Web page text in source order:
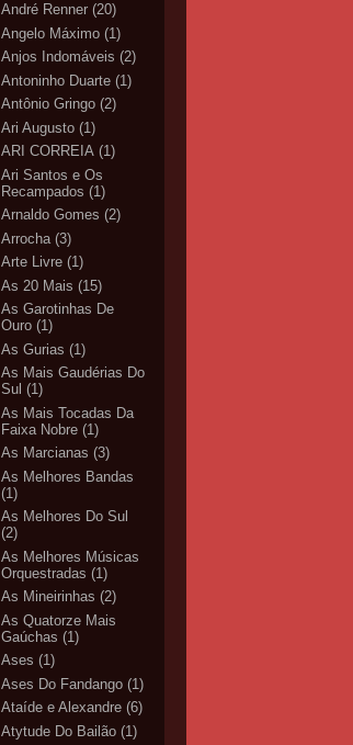
André Renner (20)
Angelo Máximo (1)
Anjos Indomáveis (2)
Antoninho Duarte (1)
Antônio Gringo (2)
Ari Augusto (1)
ARI CORREIA (1)
Ari Santos e Os
Recampados (1)
Arnaldo Gomes (2)
Arrocha (3)
Arte Livre (1)
As 20 Mais (15)
As Garotinhas De
Ouro (1)
As Gurias (1)
As Mais Gaudérias Do
Sul (1)
As Mais Tocadas Da
Faixa Nobre (1)
As Marcianas (3)
As Melhores Bandas
(1)
As Melhores Do Sul
(2)
As Melhores Músicas
Orquestradas (1)
As Mineirinhas (2)
As Quatorze Mais
Gaúchas (1)
Ases (1)
Ases Do Fandango (1)
Ataíde e Alexandre (6)
Atytude Do Bailão (1)